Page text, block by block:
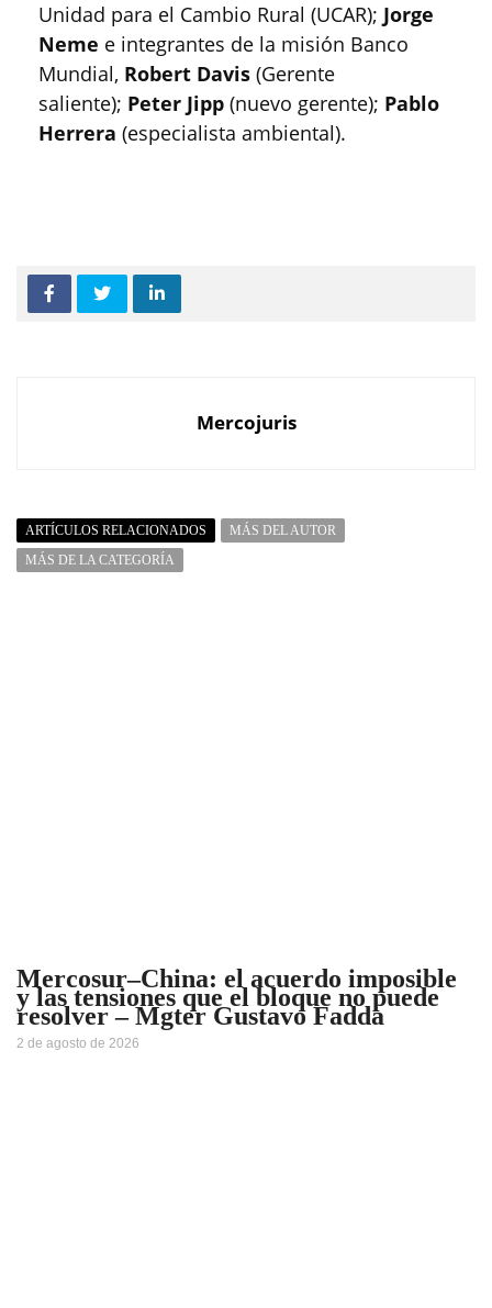
Unidad para el Cambio Rural (UCAR); Jorge
Neme e integrantes de la misión Banco
Mundial, Robert Davis (Gerente
saliente); Peter Jipp (nuevo gerente); Pablo
Herrera (especialista ambiental).
Mercojuris
ARTÍCULOS RELACIONADOS
MÁS DEL AUTOR
MÁS DE LA CATEGORÍA
Mercosur–China: el acuerdo imposible
y las tensiones que el bloque no puede
resolver – Mgter Gustavo Fadda
2 de agosto de 2026